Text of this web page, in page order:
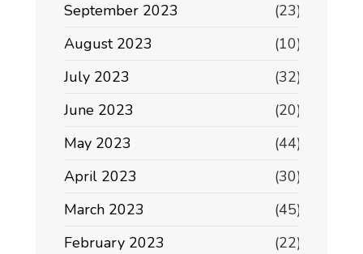
September 2023
(23)
August 2023
(10)
July 2023
(32)
June 2023
(20)
May 2023
(44)
April 2023
(30)
March 2023
(45)
February 2023
(22)